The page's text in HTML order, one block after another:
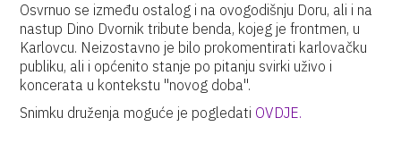
Osvrnuo se između ostalog i na ovogodišnju Doru, ali i na
nastup Dino Dvornik tribute benda, kojeg je frontmen, u
Karlovcu. Neizostavno je bilo prokomentirati karlovačku
publiku, ali i općenito stanje po pitanju svirki uživo i
koncerata u kontekstu "novog doba".
Snimku druženja moguće je pogledati OVDJE.